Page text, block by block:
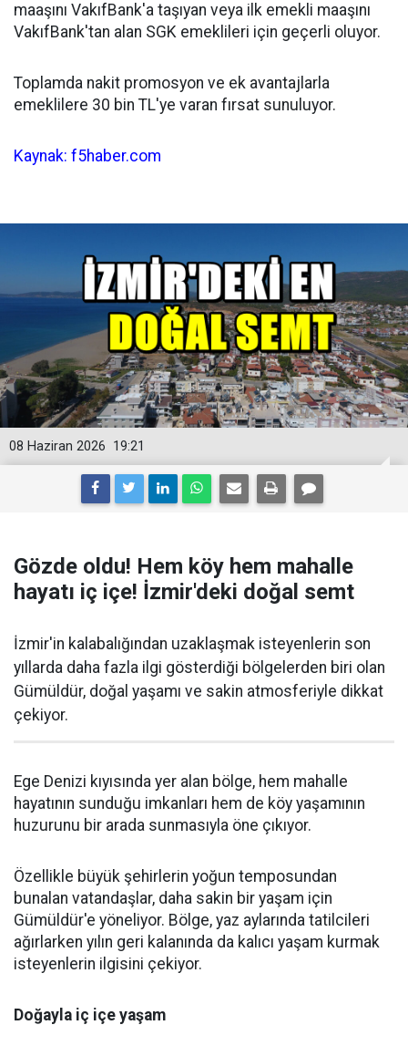
maaşını VakıfBank'a taşıyan veya ilk emekli maaşını
VakıfBank'tan alan SGK emeklileri için geçerli oluyor.
Toplamda nakit promosyon ve ek avantajlarla
emeklilere 30 bin TL'ye varan fırsat sunuluyor.
Kaynak: f5haber.com
19:21
08 Haziran 2026
Gözde oldu! Hem köy hem mahalle
hayatı iç içe! İzmir'deki doğal semt
İzmir'in kalabalığından uzaklaşmak isteyenlerin son
yıllarda daha fazla ilgi gösterdiği bölgelerden biri olan
Gümüldür, doğal yaşamı ve sakin atmosferiyle dikkat
çekiyor.
Ege Denizi kıyısında yer alan bölge, hem mahalle
hayatının sunduğu imkanları hem de köy yaşamının
huzurunu bir arada sunmasıyla öne çıkıyor.
Özellikle büyük şehirlerin yoğun temposundan
bunalan vatandaşlar, daha sakin bir yaşam için
Gümüldür'e yöneliyor. Bölge, yaz aylarında tatilcileri
ağırlarken yılın geri kalanında da kalıcı yaşam kurmak
isteyenlerin ilgisini çekiyor.
Doğayla iç içe yaşam